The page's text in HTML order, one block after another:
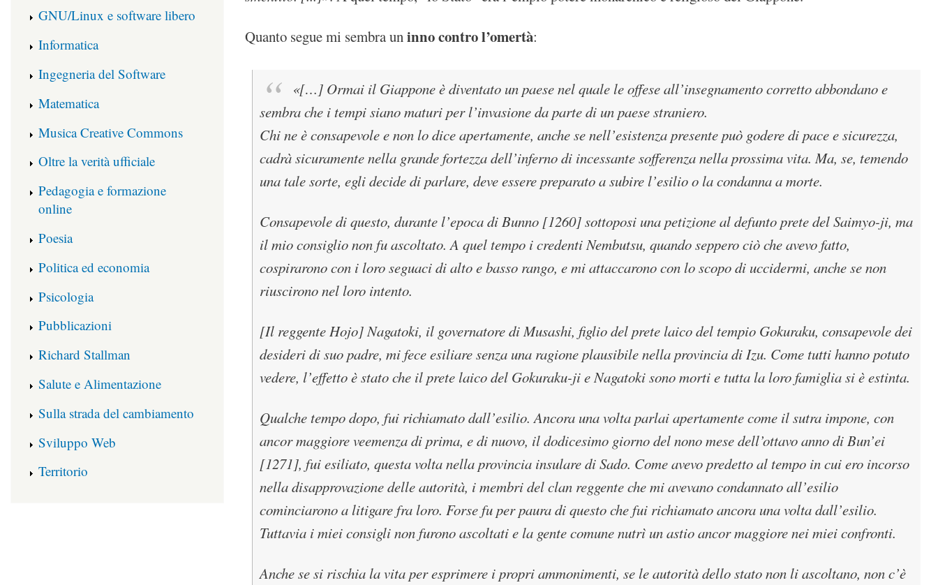
Quanto segue mi sembra uninno contro l’omertà:
«[…] Ormai il Giappone è diventato un paese nel quale le offese all’insegnamento corretto abbondano e
sembra che i tempi siano maturi per l’invasione da parte di un paese straniero.
Chi ne è consapevole e non lo dice apertamente, anche se nell’esistenza presente può godere di pace e sicurezza,
cadrà sicuramente nella grande fortezza dell’inferno di incessante sofferenza nella prossima vita. Ma, se, temendo
una tale sorte, egli decide di parlare, deve essere preparato a subire l’esilio o la condanna a morte.
Consapevole di questo, durante l’epoca di Bunno [1260] sottoposi una petizione al defunto prete del Saimyo-ji, ma
il mio consiglio non fu ascoltato. A quel tempo i credenti Nembutsu, quando seppero ciò che avevo fatto,
cospirarono con i loro seguaci di alto e basso rango, e mi attaccarono con lo scopo di uccidermi, anche se non
riuscirono nel loro intento.
[Il reggente Hojo] Nagatoki, il governatore di Musashi, figlio del prete laico del tempio Gokuraku, consapevole dei
desideri di suo padre, mi fece esiliare senza una ragione plausibile nella provincia di Izu. Come tutti hanno potuto
vedere, l’effetto è stato che il prete laico del Gokuraku-ji e Nagatoki sono morti e tutta la loro famiglia si è estinta.
Qualche tempo dopo, fui richiamato dall’esilio. Ancora una volta parlai apertamente come il sutra impone, con
ancor maggiore veemenza di prima, e di nuovo, il dodicesimo giorno del nono mese dell’ottavo anno di Bun’ei
[1271], fui esiliato, questa volta nella provincia insulare di Sado. Come avevo predetto al tempo in cui ero incorso
nella disapprovazione delle autorità, i membri del clan reggente che mi avevano condannato all’esilio
cominciarono a litigare fra loro. Forse fu per paura di questo che fui richiamato ancora una volta dall’esilio.
Tuttavia i miei consigli non furono ascoltati e la gente comune nutrì un astio ancor maggiore nei miei confronti.
Anche se si rischia la vita per esprimere i propri ammonimenti, se le autorità dello stato non li ascoltano, non c’è
GNU/Linux e software libero
Informatica
Ingegneria del Software
Matematica
Musica Creative Commons
Oltre la verità ufficiale
Pedagogia e formazione
online
Poesia
Politica ed economia
Psicologia
Pubblicazioni
Richard Stallman
Salute e Alimentazione
Sulla strada del cambiamento
Sviluppo Web
Territorio